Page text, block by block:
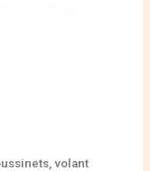
volant